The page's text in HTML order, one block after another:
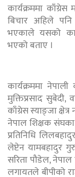
कार्यक्रममा
बिचार अहिले पनि
भएकाले यसको
भएको बताए ।
कार्यक्रममा
मुक्तिप्रसाद सुबेदी,
काँग्रेस स्याङ्जा
नेपाल शिक्षक संघका
प्रतिनिधि
लेप्टेन यामबहादुर
सरिता पौडेल, नेपाल
लगायतले बीपीको